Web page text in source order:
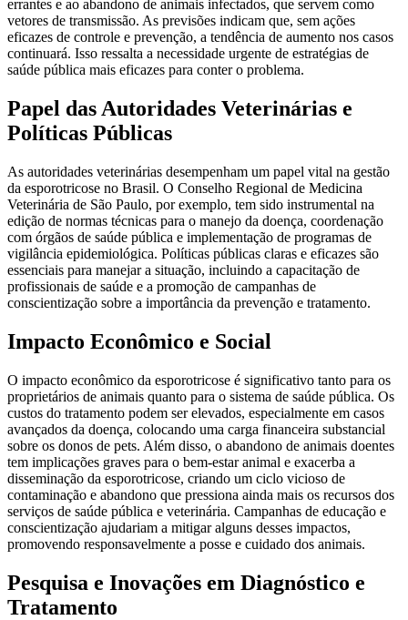
errantes e ao abandono de animais infectados, que servem como
vetores de transmissão. As previsões indicam que, sem ações
eficazes de controle e prevenção, a tendência de aumento nos casos
continuará. Isso ressalta a necessidade urgente de estratégias de
saúde pública mais eficazes para conter o problema.
Papel das Autoridades Veterinárias e
Políticas Públicas
As autoridades veterinárias desempenham um papel vital na gestão
da esporotricose no Brasil. O Conselho Regional de Medicina
Veterinária de São Paulo, por exemplo, tem sido instrumental na
edição de normas técnicas para o manejo da doença, coordenação
com órgãos de saúde pública e implementação de programas de
vigilância epidemiológica. Políticas públicas claras e eficazes são
essenciais para manejar a situação, incluindo a capacitação de
profissionais de saúde e a promoção de campanhas de
conscientização sobre a importância da prevenção e tratamento.
Impacto Econômico e Social
O impacto econômico da esporotricose é significativo tanto para os
proprietários de animais quanto para o sistema de saúde pública. Os
custos do tratamento podem ser elevados, especialmente em casos
avançados da doença, colocando uma carga financeira substancial
sobre os donos de pets. Além disso, o abandono de animais doentes
tem implicações graves para o bem-estar animal e exacerba a
disseminação da esporotricose, criando um ciclo vicioso de
contaminação e abandono que pressiona ainda mais os recursos dos
serviços de saúde pública e veterinária. Campanhas de educação e
conscientização ajudariam a mitigar alguns desses impactos,
promovendo responsavelmente a posse e cuidado dos animais.
Pesquisa e Inovações em Diagnóstico e
Tratamento